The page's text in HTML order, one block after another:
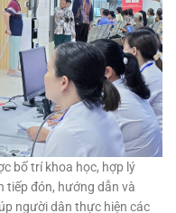
bố trí khoa học, hợp lý
tiếp đón, hướng dẫn và
người dân thực hiện các